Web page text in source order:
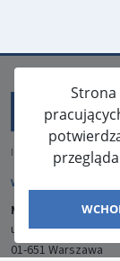
Strona
ISSN: 2080-5438
WYDAWCA
Media-Press Sp. z
ul. Gwiaździsta 7B/8
01-651 Warszawa